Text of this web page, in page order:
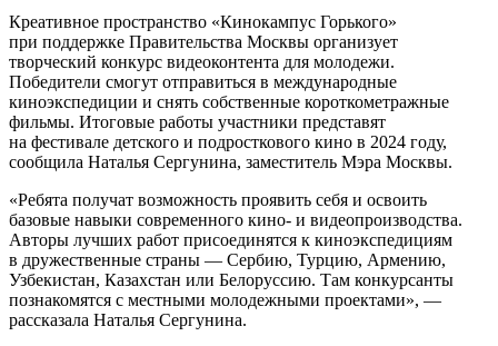
Креативное пространство «Кинокампус Горького»
при поддержке Правительства Москвы организует
творческий конкурс видеоконтента для молодежи.
Победители смогут отправиться в международные
киноэкспедиции и снять собственные короткометражные
фильмы. Итоговые работы участники представят
на фестивале детского и подросткового кино в 2024 году,
сообщила Наталья Сергунина, заместитель Мэра Москвы.
«Ребята получат возможность проявить себя и освоить
базовые навыки современного кино- и видеопроизводства.
Авторы лучших работ присоединятся к киноэкспедициям
в дружественные страны — Сербию, Турцию, Армению,
Узбекистан, Казахстан или Белоруссию. Там конкурсанты
познакомятся с местными молодежными проектами», —
рассказала Наталья Сергунина.